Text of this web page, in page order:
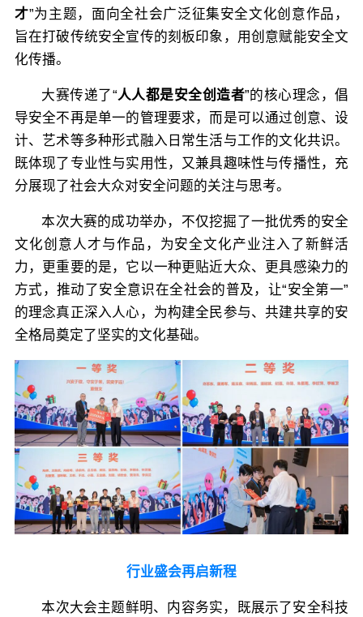
才”为主题，面向全社会广泛征集安全文化创意作品，
旨在打破传统安全宣传的刻板印象，用创意赋能安全文
化传播。
大赛传递了“人人都是安全创造者”的核心理念，倡
导安全不再是单一的管理要求，而是可以通过创意、设
计、艺术等多种形式融入日常生活与工作的文化共识。
既体现了专业性与实用性，又兼具趣味性与传播性，充
分展现了社会大众对安全问题的关注与思考。
本次大赛的成功举办，不仅挖掘了一批优秀的安全
文化创意人才与作品，为安全文化产业注入了新鲜活
力，更重要的是，它以一种更贴近大众、更具感染力的
方式，推动了安全意识在全社会的普及，让“安全第一”
的理念真正深入人心，为构建全民参与、共建共享的安
全格局奠定了坚实的文化基础。
行业盛会再启新程
本次大会主题鲜明、内容务实，既展示了安全科技